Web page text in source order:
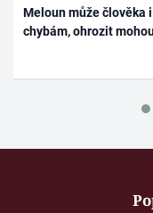
Meloun může člověka
chybám, ohrozit